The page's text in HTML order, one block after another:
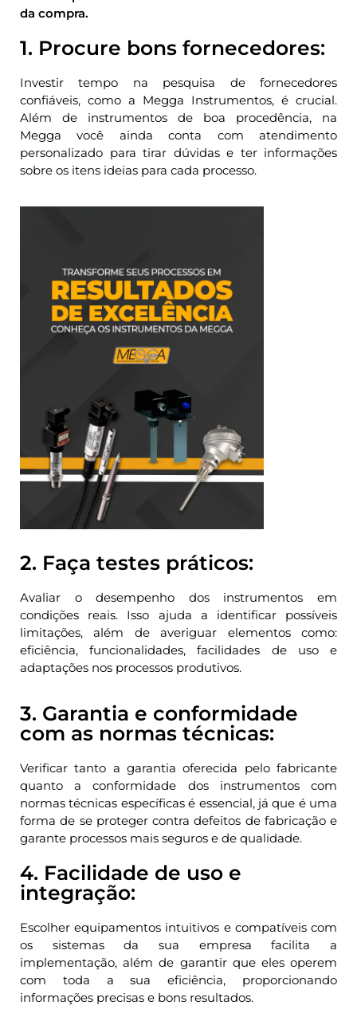
da compra.
1. Procure bons fornecedores:
Investir tempo na pesquisa de fornecedores
confiáveis, como a Megga Instrumentos, é crucial.
Além de instrumentos de boa procedência, na
Megga você ainda conta com atendimento
personalizado para tirar dúvidas e ter informações
sobre os itens ideias para cada processo.
2. Faça testes práticos:
Avaliar o desempenho dos instrumentos em
condições reais. Isso ajuda a identificar possíveis
limitações, além de averiguar elementos como:
eficiência, funcionalidades, facilidades de uso e
adaptações nos processos produtivos.
3. Garantia e conformidade
com as normas técnicas:
Verificar tanto a garantia oferecida pelo fabricante
quanto a conformidade dos instrumentos com
normas técnicas específicas é essencial, já que é uma
forma de se proteger contra defeitos de fabricação e
garante processos mais seguros e de qualidade.
4. Facilidade de uso e
integração:
Escolher equipamentos intuitivos e compatíveis com
os sistemas da sua empresa facilita a
implementação, além de garantir que eles operem
com toda a sua eficiência, proporcionando
informações precisas e bons resultados.